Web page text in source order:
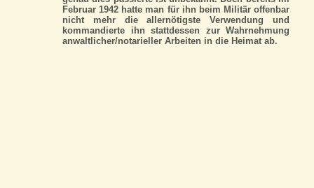
Februar 1942 hatte man für ihn beim Militär offenbar
nicht mehr die allernötigste Verwendung und
kommandierte ihn stattdessen zur Wahrnehmung
anwaltlicher/notarieller Arbeiten in die Heimat ab.